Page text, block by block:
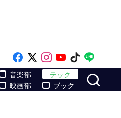
Like on Facebook
Follow on x
Follow on
Follow on
Follow
音楽部
映画部
テック
ブック